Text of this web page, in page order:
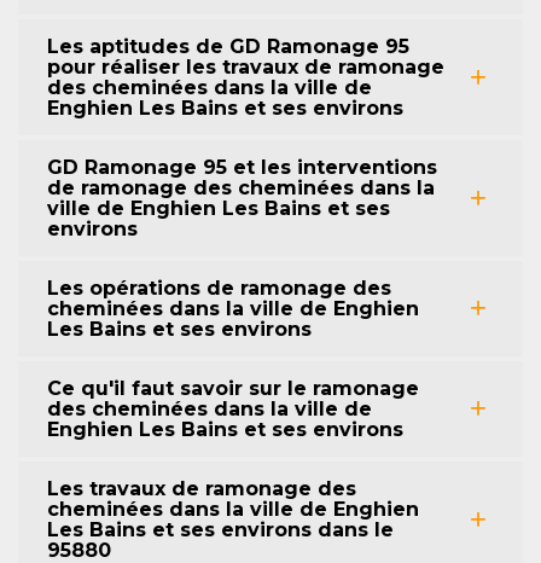
Les aptitudes de GD Ramonage 95
pour réaliser les travaux de ramonage
des cheminées dans la ville de
Enghien Les Bains et ses environs
GD Ramonage 95 et les interventions
de ramonage des cheminées dans la
ville de Enghien Les Bains et ses
environs
Les opérations de ramonage des
cheminées dans la ville de Enghien
Les Bains et ses environs
Ce qu'il faut savoir sur le ramonage
des cheminées dans la ville de
Enghien Les Bains et ses environs
Les travaux de ramonage des
cheminées dans la ville de Enghien
Les Bains et ses environs dans le
95880